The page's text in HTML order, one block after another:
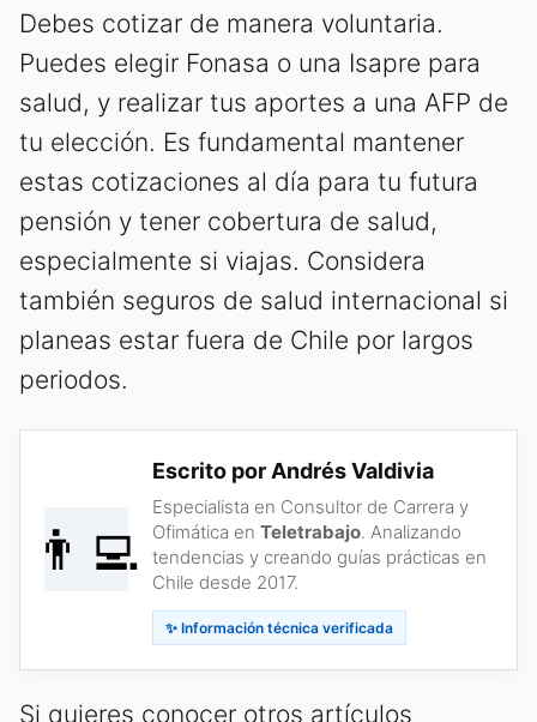
Debes cotizar de manera voluntaria.
Puedes elegir Fonasa o una Isapre para
salud, y realizar tus aportes a una AFP de
tu elección. Es fundamental mantener
estas cotizaciones al día para tu futura
pensión y tener cobertura de salud,
especialmente si viajas. Considera
también seguros de salud internacional si
planeas estar fuera de Chile por largos
periodos.
👨‍💻
Escrito por Andrés Valdivia
Especialista en Consultor de Carrera y
Ofimática en Teletrabajo. Analizando
tendencias y creando guías prácticas en
Chile desde 2017.
✨ Información técnica verificada
Si quieres conocer otros artículos